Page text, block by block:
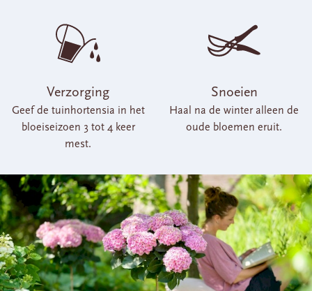
Verzorging
Geef de tuinhortensia in het
bloeiseizoen 3 tot 4 keer
mest.
Snoeien
Haal na de winter alleen de
oude bloemen eruit.